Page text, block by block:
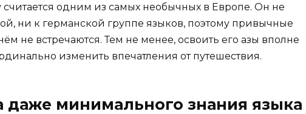
одним из самых необычных в Европе. Он не
ни к германской группе языков, поэтому привычные
не встречаются. Тем не менее, освоить его азы вполне
изменить впечатления от путешествия.
даже минимального знания языка